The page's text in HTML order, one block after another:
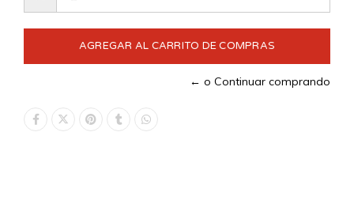
← o Continuar comprando